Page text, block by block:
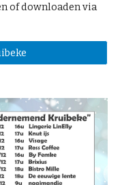
of downloaden via